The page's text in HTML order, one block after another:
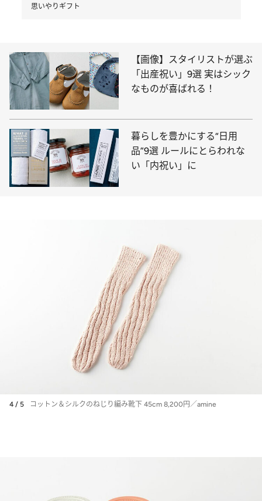
思いやりギフト
【画像】スタイリストが選ぶ
「出産祝い」9選 実はシック
なものが喜ばれる！
暮らしを豊かにする“日用
品”9選 ルールにとらわれな
い「内祝い」に
4 / 5 コットン＆シルクのねじり編み靴下 45cm 8,200円／amine